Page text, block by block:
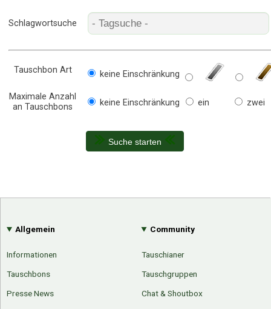
Schlagwortsuche
Tauschbon Art keine Einschränkung
Maximale Anzahl
an Tauschbons
keine Einschränkung ein zwei
Suche starten
Allgemein
Informationen
Tauschbons
Presse News
Community
Tauschianer
Tauschgruppen
Chat & Shoutbox